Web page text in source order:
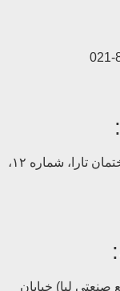
تهران، طالقانی، نبش ملک الشعرای بهار، ساختمان تارا، شماره ۱۲،
(مجتمع صنعتی لیا) خیابان